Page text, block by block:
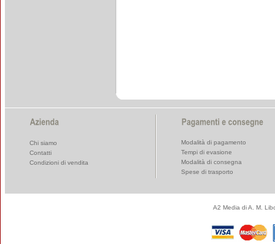
Chi siamo
Contatti
Condizioni di vendita
Modalità di pagamento
Tempi di evasione
Modalità di consegna
Spese di trasporto
A2 Media di A. M.